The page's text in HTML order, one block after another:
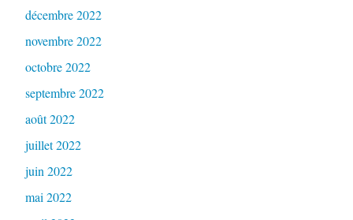
décembre 2022
novembre 2022
octobre 2022
septembre 2022
août 2022
juillet 2022
juin 2022
mai 2022